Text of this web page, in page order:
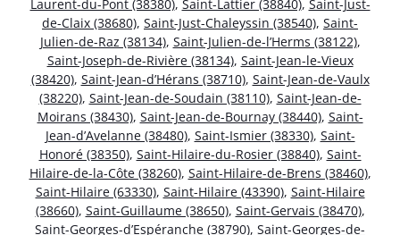
Laurent-du-Pont (38380), Saint-Lattier (38840), Saint-Just-
de-Claix (38680), Saint-Just-Chaleyssin (38540), Saint-
Julien-de-Raz (38134), Saint-Julien-de-l’Herms (38122),
Saint-Joseph-de-Rivière (38134), Saint-Jean-le-Vieux
(38420), Saint-Jean-d’Hérans (38710), Saint-Jean-de-Vaulx
(38220), Saint-Jean-de-Soudain (38110), Saint-Jean-de-
Moirans (38430), Saint-Jean-de-Bournay (38440), Saint-
Jean-d’Avelanne (38480), Saint-Ismier (38330), Saint-
Honoré (38350), Saint-Hilaire-du-Rosier (38840), Saint-
Hilaire-de-la-Côte (38260), Saint-Hilaire-de-Brens (38460),
Saint-Hilaire (63330), Saint-Hilaire (43390), Saint-Hilaire
(38660), Saint-Guillaume (38650), Saint-Gervais (38470),
Saint-Georges-d’Espéranche (38790), Saint-Georges-de-